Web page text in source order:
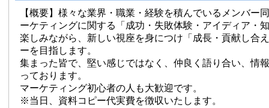
【概要】様々な業界・職業・経験を積んでいるメンバー
ーケティングに関する「成功・失敗体験・アイディア・
楽しみながら、新しい視座を身につけ「成長・貢献し合
ーを目指します。
集まった皆で、堅い感じではなく、仲良く語り合い、情
っております。
マーケティング初心者の人も大歓迎です。
※当日、資料コピー代実費を徴収いたします。